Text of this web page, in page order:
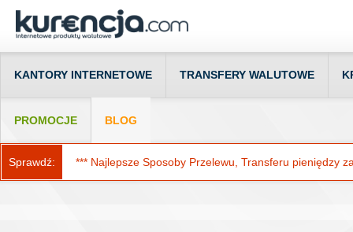
KANTORY INTERNETOWE TRANSFERY WALUTOWE
PROMOCJE BLOG
Sprawdź: *** Najlepsze Sposoby Przelewu, Transferu pieniędzy